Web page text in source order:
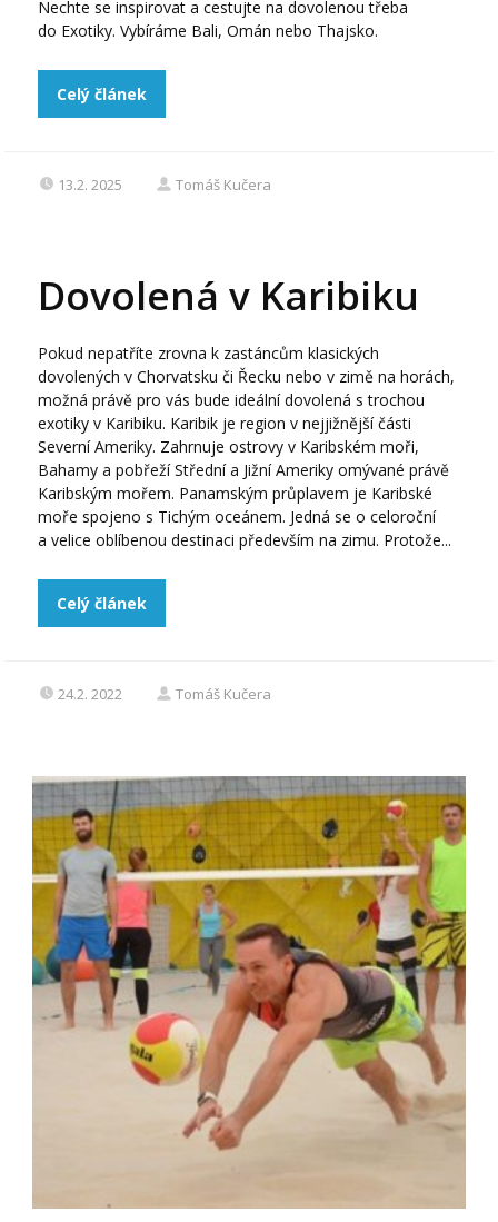
Nechte se inspirovat a cestujte na dovolenou třeba
do Exotiky. Vybíráme Bali, Omán nebo Thajsko.
Celý článek
13.2. 2025 Tomáš Kučera
Dovolená v Karibiku
Pokud nepatříte zrovna k zastáncům klasických
dovolených v Chorvatsku či Řecku nebo v zimě na horách,
možná právě pro vás bude ideální dovolená s trochou
exotiky v Karibiku. Karibik je region v nejjižnější části
Severní Ameriky. Zahrnuje ostrovy v Karibském moři,
Bahamy a pobřeží Střední a Jižní Ameriky omývané právě
Karibským mořem. Panamským průplavem je Karibské
moře spojeno s Tichým oceánem. Jedná se o celoroční
a velice oblíbenou destinaci především na zimu. Protože...
Celý článek
24.2. 2022 Tomáš Kučera